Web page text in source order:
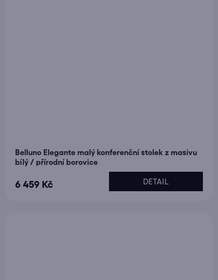
Belluno Elegante malý konferenční stolek z masivu
bílý / přírodní borovice
6 459 Kč DETAIL